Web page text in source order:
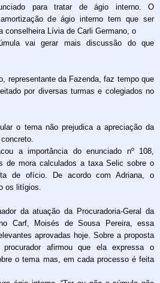
para tratar de ágio interno. O
de ágio interno tem que ser
conselheira Lívia de Carli Germano, o
vai gerar mais discussão do que
representante da Fazenda, faz tempo que
por diversas turmas e colegiados no
o tema não prejudica a apreciação da
a importância do enunciado nº 108,
de mora calculados a taxa Selic sobre o
de ofício. De acordo com Adriana, o
os litígios.
da atuação da Procuradoria-Geral da
Carf, Moisés de Sousa Pereira, essa
aprovadas hoje. Sobre a proposta
afirmou que ela expressa o
o tema mas, em cada processo é feita